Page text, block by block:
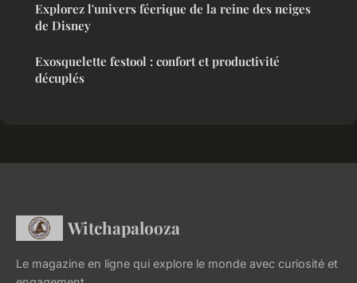
Explorez l'univers féerique de la reine des neiges
de Disney
Exosquelette festool : confort et productivité
décuplés
Witchapalooza
Le magazine en ligne qui explore le monde avec curiosité et